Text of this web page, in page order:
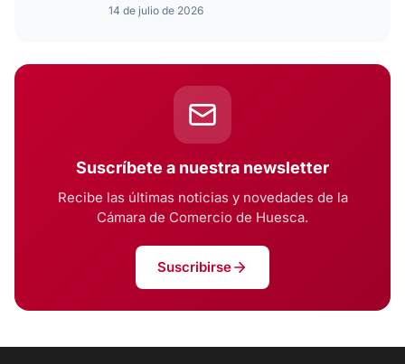
14 de julio de 2026
Suscríbete a nuestra newsletter
Recibe las últimas noticias y novedades de la
Cámara de Comercio de Huesca.
Suscribirse